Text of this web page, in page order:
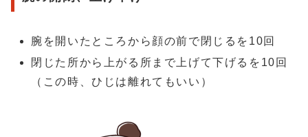
腕を開いたところから顔の前で閉じるを10回
閉じた所から上がる所まで上げて下げるを10回
（この時、ひじは離れてもいい）